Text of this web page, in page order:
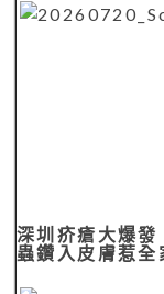
深圳疥瘡大爆發
蟲鑽入皮膚惹全